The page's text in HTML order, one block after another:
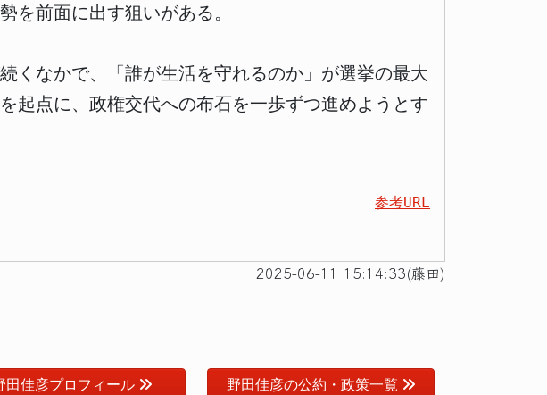
を前面に出す狙いがある。
くなかで、「誰が生活を守れるのか」が選挙の最大
起点に、政権交代への布石を一歩ずつ進めようとす
参考URL
2025-06-11 15:14:33(藤田)
田佳彦プロフィール 野田佳彦の公約・政策一覧